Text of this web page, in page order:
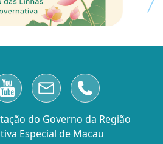
do Governo da Região
Especial de Macau